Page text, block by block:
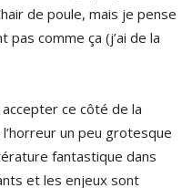
de poule, mais je pense
comme ça (j’ai de la
ce côté de la
un peu grotesque
fantastique dans
et les enjeux sont